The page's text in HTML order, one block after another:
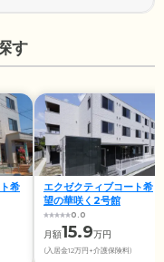
す
希
エクゼクティブコート希
望の華咲く2号館
0.0
月額15.9万円
(入居金12万円+介護保険料)